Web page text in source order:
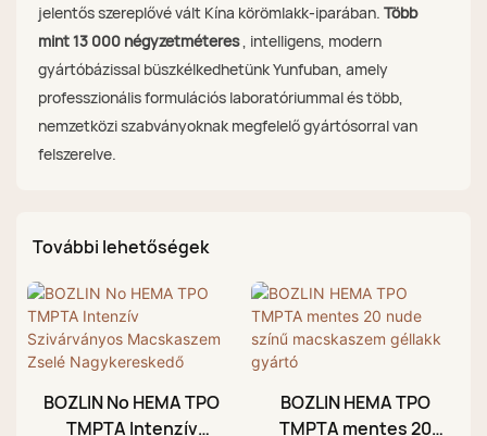
jelentős szereplővé vált Kína körömlakk-iparában. Több
mint 13 000 négyzetméteres, intelligens, modern
gyártóbázissal büszkélkedhetünk Yunfuban, amely
professzionális formulációs laboratóriummal és több,
nemzetközi szabványoknak megfelelő gyártósorral van
felszerelve.
További lehetőségek
BOZLIN No HEMA TPO
TMPTA Intenzív
BOZLIN HEMA TPO
TMPTA mentes 20